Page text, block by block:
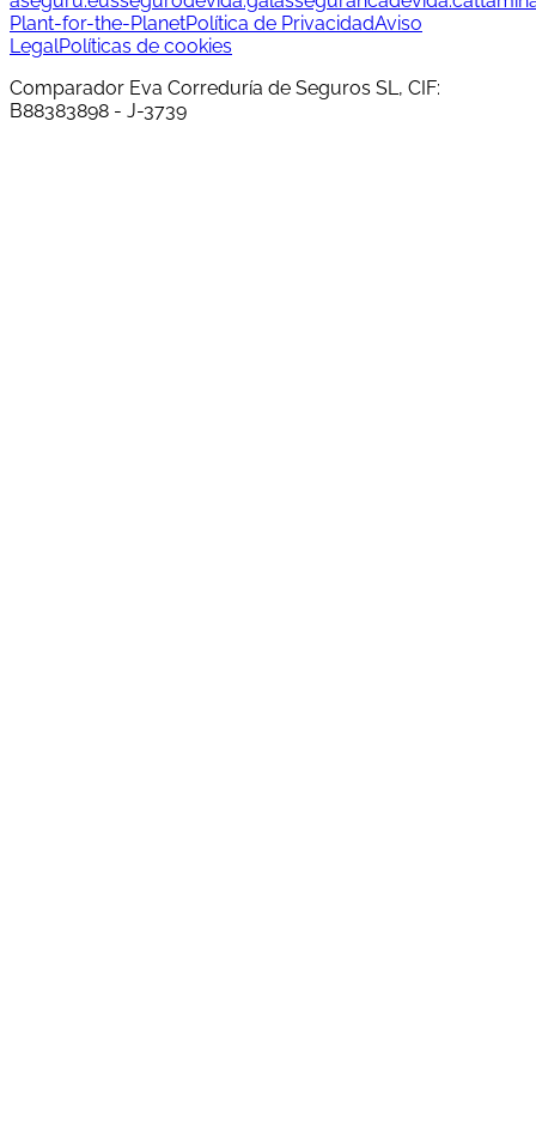
Plant-for-the-PlanetPolítica de PrivacidadAviso
LegalPolíticas de cookies
Comparador Eva Correduría de Seguros SL, CIF:
B88383898 - J-3739